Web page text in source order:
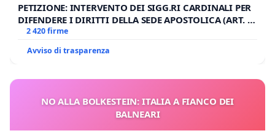
PETIZIONE: INTERVENTO DEI SIGG.RI CARDINALI PER
DIFENDERE I DIRITTI DELLA SEDE APOSTOLICA (ART. 3
UDG)
2 420 firme
Avviso di trasparenza
NO ALLA BOLKESTEIN: ITALIA A FIANCO DEI
BALNEARI